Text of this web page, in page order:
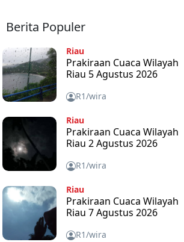
Berita Populer
Riau
Prakiraan Cuaca Wilayah
Riau 5 Agustus 2026
R1/wira
Riau
Prakiraan Cuaca Wilayah
Riau 2 Agustus 2026
R1/wira
Riau
Prakiraan Cuaca Wilayah
Riau 7 Agustus 2026
R1/wira